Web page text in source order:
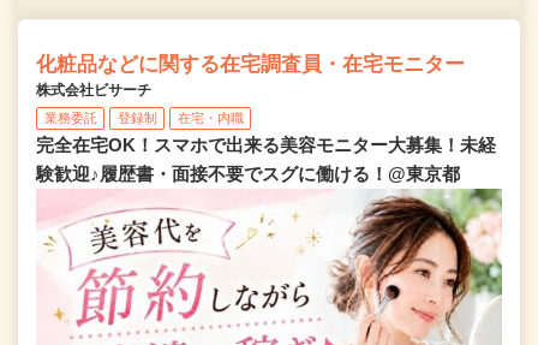
化粧品などに関する在宅調査員・在宅モニター
株式会社ビサーチ
業務委託 登録制 在宅・内職
完全在宅OK！スマホで出来る美容モニター大募集！未経
験歓迎♪履歴書・面接不要でスグに働ける！@東京都